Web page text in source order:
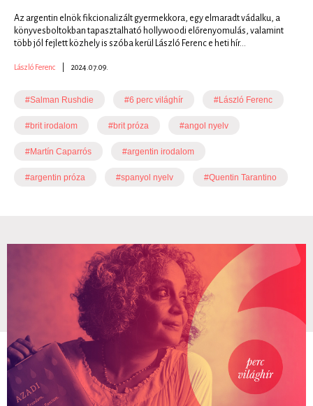
Az argentin elnök fikcionalizált gyermekkora, egy elmaradt vádalku, a
könyvesboltokban tapasztalható hollywoodi előrenyomulás, valamint
több jól fejlett közhely is szóba kerül László Ferenc e heti hír...
László Ferenc 2024.07.09.
#Salman Rushdie #6 perc világhír #László Ferenc
#brit irodalom #brit próza #angol nyelv
#Martín Caparrós #argentin irodalom
#argentin próza #spanyol nyelv #Quentin Tarantino